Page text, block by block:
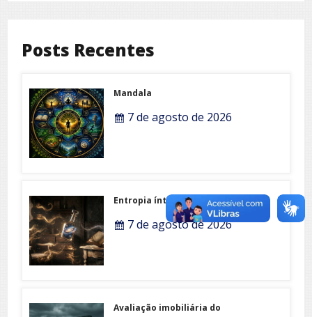
Posts Recentes
Mandala
7 de agosto de 2026
Entropia íntima
7 de agosto de 2026
Avaliação imobiliária do